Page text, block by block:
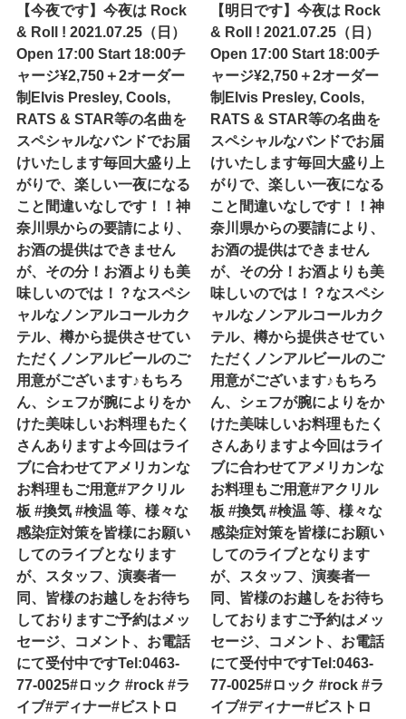
【今夜です】今夜は Rock
& Roll ! 2021.07.25（日）
Open 17:00 Start 18:00チ
ャージ¥2,750＋2オーダー
制Elvis Presley, Cools,
RATS & STAR等の名曲を
スペシャルなバンドでお届
けいたします毎回大盛り上
がりで、楽しい一夜になる
こと間違いなしです！！神
奈川県からの要請により、
お酒の提供はできません
が、その分！お酒よりも美
味しいのでは！？なスペシ
ャルなノンアルコールカク
テル、樽から提供させてい
ただくノンアルビールのご
用意がございます♪もちろ
ん、シェフが腕によりをか
けた美味しいお料理もたく
さんありますよ今回はライ
ブに合わせてアメリカンな
お料理もご用意#アクリル
板 #換気 #検温 等、様々な
感染症対策を皆様にお願い
してのライブとなります
が、スタッフ、演奏者一
同、皆様のお越しをお待ち
しておりますご予約はメッ
セージ、コメント、お電話
にて受付中ですTel:0463-
77-0025#ロック #rock #ラ
イブ#ディナー#ビストロ
【明日です】今夜は Rock
& Roll ! 2021.07.25（日）
Open 17:00 Start 18:00チ
ャージ¥2,750＋2オーダー
制Elvis Presley, Cools,
RATS & STAR等の名曲を
スペシャルなバンドでお届
けいたします毎回大盛り上
がりで、楽しい一夜になる
こと間違いなしです！！神
奈川県からの要請により、
お酒の提供はできません
が、その分！お酒よりも美
味しいのでは！？なスペシ
ャルなノンアルコールカク
テル、樽から提供させてい
ただくノンアルビールのご
用意がございます♪もちろ
ん、シェフが腕によりをか
けた美味しいお料理もたく
さんありますよ今回はライ
ブに合わせてアメリカンな
お料理もご用意#アクリル
板 #換気 #検温 等、様々な
感染症対策を皆様にお願い
してのライブとなります
が、スタッフ、演奏者一
同、皆様のお越しをお待ち
しておりますご予約はメッ
セージ、コメント、お電話
にて受付中ですTel:0463-
77-0025#ロック #rock #ラ
イブ#ディナー#ビストロ